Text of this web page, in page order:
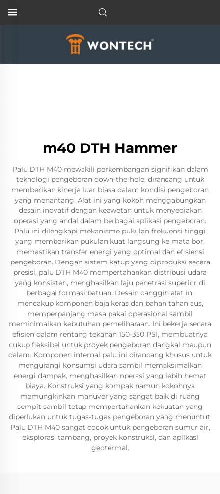
m40 DTH Hammer
Palu DTH M40 mewakili perkembangan signifikan dalam
teknologi pengeboran down-the-hole, dirancang untuk
memberikan kinerja luar biasa dalam kondisi pengeboran
yang menantang. Alat ini yang kokoh menggabungkan
desain inovatif dengan keawetan untuk menyediakan
operasi yang andal dalam berbagai aplikasi pengeboran.
Palu ini dilengkapi mekanisme pukulan frekuensi tinggi
yang memberikan pukulan kuat langsung ke mata bor,
memastikan transfer energi yang optimal dan efisiensi
pengeboran. Dengan sistem katup yang diproduksi secara
presisi, palu DTH M40 mempertahankan distribusi udara
yang konsisten, menghasilkan laju penetrasi superior di
berbagai formasi batuan. Desain canggih alat ini
mencakup komponen baja keras dan bahan tahan aus,
memperpanjang masa pakai operasional sambil
meminimalkan kebutuhan pemeliharaan. Ini bekerja secara
efisien dalam rentang tekanan 150-350 PSI, membuatnya
cukup fleksibel untuk proyek pengeboran dangkal maupun
dalam. Komponen internal palu ini dirancang khusus untuk
mengurangi konsumsi udara sambil memaksimalkan
energi dampak, menghasilkan operasi yang lebih hemat
biaya. Konstruksi yang kompak namun kokohnya
memungkinkan manuver yang sangat baik di ruang
sempit sambil tetap mempertahankan kekuatan yang
diperlukan untuk tugas-tugas pengeboran yang menuntut.
Palu DTH M40 sangat cocok untuk pengeboran sumur air,
eksplorasi tambang, proyek konstruksi, dan aplikasi
geotermal.